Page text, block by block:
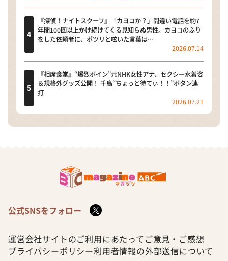
『探偵！ナイトスクープ』「カヨコか？」間違い電話を約7
年間100回以上かけ続けてくる見知らぬ男性。カヨコのふり
をした依頼者に、ポツリと呟いた言葉は…
2026.07.14
『相席食堂』“爆烈ボイン”元NHK女性アナ、セクシー水着姿
＆規格外グッズ公開！ 千鳥“ちょっと待てぃ！！”ボタン連
打
2026.07.21
公式SNSをフォロー
運営会社サイトのご利用にあたって ご意見・ご感想
プライバシーポリシー利用者情報の外部送信について